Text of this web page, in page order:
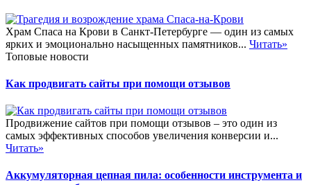
Храм Спаса на Крови в Санкт-Петербурге — один из самых
ярких и эмоционально насыщенных памятников... Читать»
Топовые новости
Как продвигать сайты при помощи отзывов
Продвижение сайтов при помощи отзывов – это один из
самых эффективных способов увеличения конверсии и...
Читать»
Аккумуляторная цепная пила: особенности инструмента и